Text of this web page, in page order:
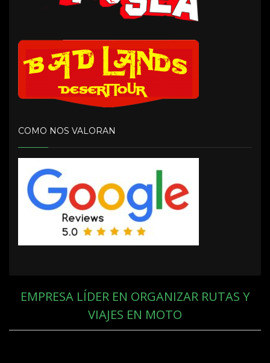
COMO NOS VALORAN
EMPRESA LÍDER EN ORGANIZAR RUTAS Y
VIAJES EN MOTO